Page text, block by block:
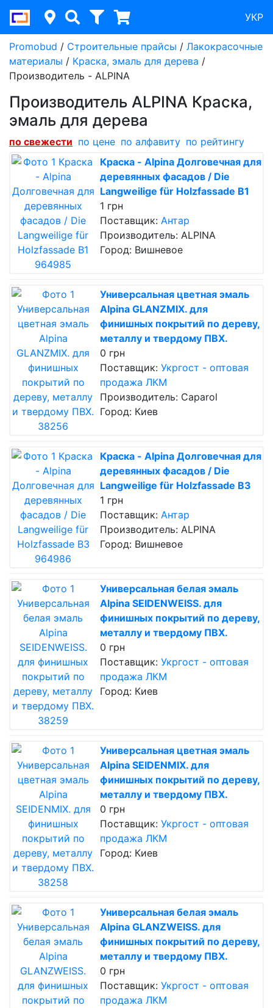
УКР
Promobud / Строительные прайсы / Лакокрасочные
материалы / Краска, эмаль для дерева /
Производитель - ALPINA
Производитель ALPINA Краска,
эмаль для дерева
по cвежести по цене по алфавиту по рейтингу
Краска - Alpina Долговечная для
деревянных фасадов / Die
Langweilige für Holzfassade B1
1 грн
Поставщик: Антар
Производитель: ALPINA
Город: Вишневое
Универсальная цветная эмаль
Alpina GLANZMIX. для
финишных покрытий по дереву,
металлу и твердому ПВХ.
0 грн
Поставщик: Укргост - оптовая
продажа ЛКМ
Производитель: Caparol
Город: Киев
Краска - Alpina Долговечная для
деревянных фасадов / Die
Langweilige für Holzfassade B3
1 грн
Поставщик: Антар
Производитель: ALPINA
Город: Вишневое
Универсальная белая эмаль
Alpina SEIDENWEISS. для
финишных покрытий по дереву,
металлу и твердому ПВХ.
0 грн
Поставщик: Укргост - оптовая
продажа ЛКМ
Город: Киев
Универсальная цветная эмаль
Alpina SEIDENMIX. для
финишных покрытий по дереву,
металлу и твердому ПВХ.
0 грн
Поставщик: Укргост - оптовая
продажа ЛКМ
Город: Киев
Универсальная белая эмаль
Alpina GLANZWEISS. для
финишных покрытий по дереву,
металлу и твердому ПВХ.
0 грн
Поставщик: Укргост - оптовая
продажа ЛКМ